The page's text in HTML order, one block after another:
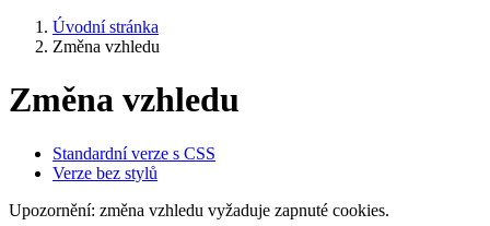
Úvodní stránka
Změna vzhledu
Změna vzhledu
Standardní verze s CSS
Verze bez stylů
Upozornění: změna vzhledu vyžaduje zapnuté cookies.